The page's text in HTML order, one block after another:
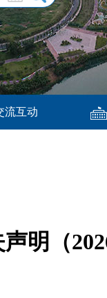
流互动
明（